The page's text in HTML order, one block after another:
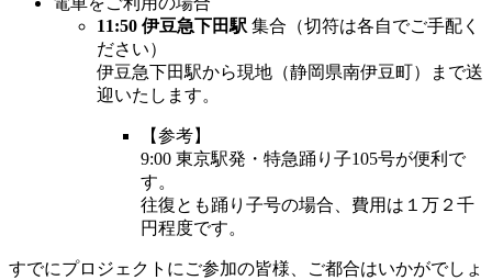
11:50 伊豆急下田駅 集合（切符は各自でご手配く
ださい）
伊豆急下田駅から現地（静岡県南伊豆町）まで送
迎いたします。
【参考】
9:00 東京駅発・特急踊り子105号が便利で
す。
往復とも踊り子号の場合、費用は１万２千
円程度です。
すでにプロジェクトにご参加の皆様、ご都合はいかがでしょ